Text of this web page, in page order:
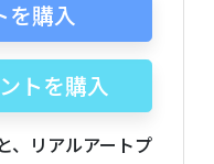
を購入
トを購入
、リアルアートプ